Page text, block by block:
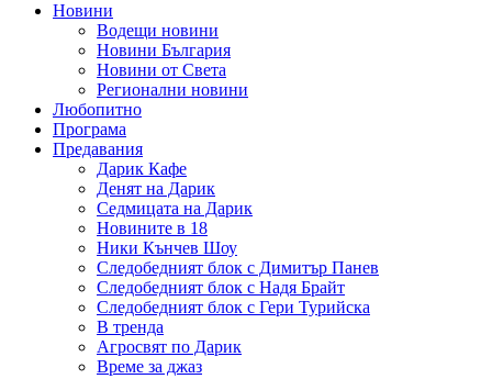
Новини
Водещи новини
Новини България
Новини от Света
Регионални новини
Любопитно
Програма
Предавания
Дарик Кафе
Денят на Дарик
Седмицата на Дарик
Новините в 18
Ники Кънчев Шоу
Следобедният блок с Димитър Панев
Следобедният блок с Надя Брайт
Следобедният блок с Гери Турийска
В тренда
Агросвят по Дарик
Време за джаз